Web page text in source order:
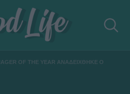
OF THE YEAR ΑΝΑΔΕΙΧΘΗΚΕ Ο